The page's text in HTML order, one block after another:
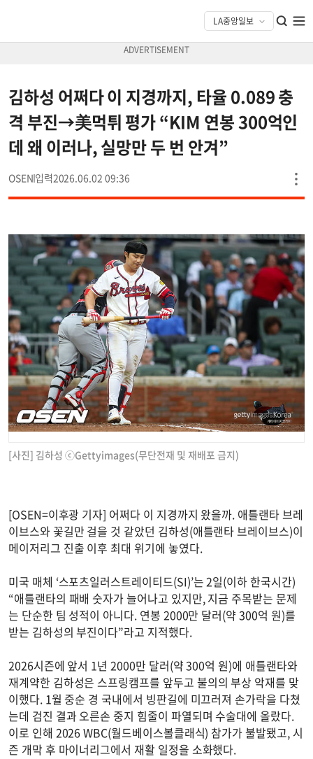
김하성 어쩌다 이 지경까지, 타율 0.089 충
격 부진→美먹튀 평가 “KIM 연봉 300억인
데 왜 이러나, 실망만 두 번 안겨”
OSEN 2026.06.02 09:36
[사진] 김하성 ⓒGettyimages(무단전재 및 재배포 금지)
[OSEN=이후광 기자] 어쩌다 이 지경까지 왔을까. 애틀랜타 브레
이브스와 꽃길만 걸을 것 같았던 김하성(애틀랜타 브레이브스)이
메이저리그 진출 이후 최대 위기에 놓였다.
미국 매체 ‘스포츠일러스트레이티드(SI)’는 2일(이하 한국시간)
“애틀랜타의 패배 숫자가 늘어나고 있지만, 지금 주목받는 문제
는 단순한 팀 성적이 아니다. 연봉 2000만 달러(약 300억 원)를
받는 김하성의 부진이다”라고 지적했다.
2026시즌에 앞서 1년 2000만 달러(약 300억 원)에 애틀랜타와
재계약한 김하성은 스프링캠프를 앞두고 불의의 부상 악재를 맞
이했다. 1월 중순 경 국내에서 빙판길에 미끄러져 손가락을 다쳤
는데 검진 결과 오른손 중지 힘줄이 파열되며 수술대에 올랐다.
이로 인해 2026 WBC(월드베이스볼클래식) 참가가 불발됐고, 시
즌 개막 후 마이너리그에서 재활 일정을 소화했다.